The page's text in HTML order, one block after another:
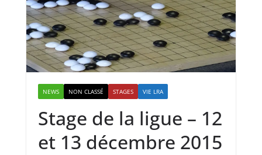
NEWS NON CLASSÉ STAGES VIE LRA
Stage de la ligue – 12
et 13 décembre 2015